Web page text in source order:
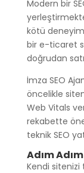
Modern bir
kötü
bir e-ticaret
doğrudan
İmza SEO
öncelikle
Web Vitals
rekabette
teknik SEO
Adım
Kendi